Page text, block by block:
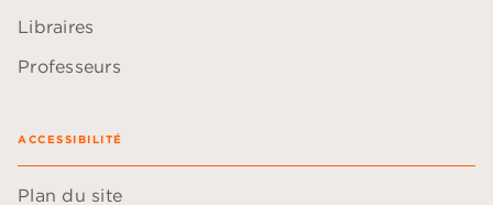
Libraires
Professeurs
ACCESSIBILITÉ
Plan du site